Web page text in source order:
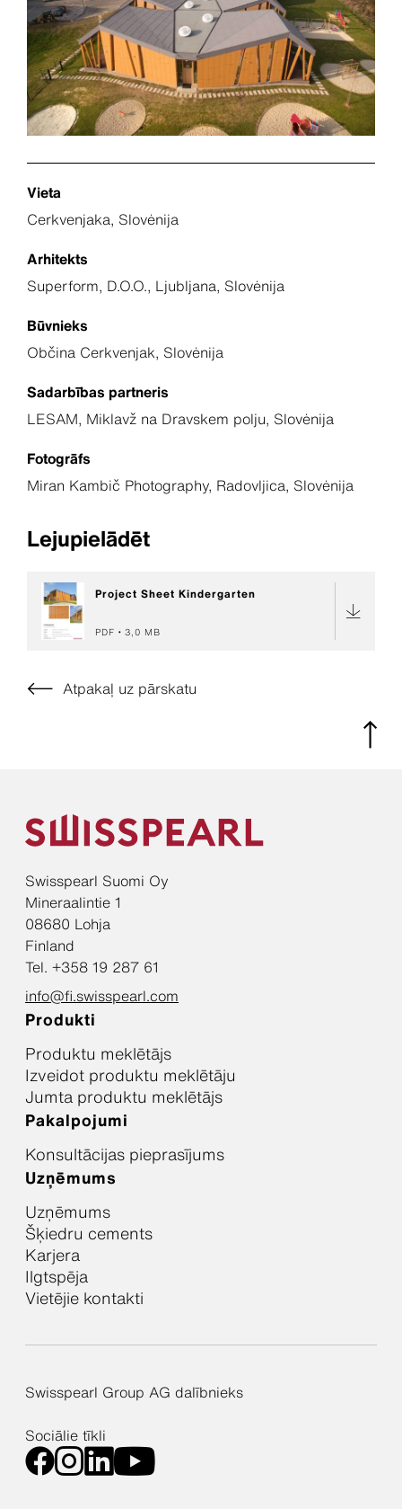
Vieta
Cerkvenjaka, Slovėnija
Arhitekts
Superform, D.O.O., Ljubljana, Slovėnija
Būvnieks
Občina Cerkvenjak, Slovėnija
Sadarbības partneris
LESAM, Miklavž na Dravskem polju, Slovėnija
Fotogrāfs
Miran Kambič Photography, Radovljica, Slovėnija
Lejupielādēt
Project Sheet Kindergarten
PDF 3,0 MB
Atpakaļ uz pārskatu
Swisspearl Suomi Oy
Mineraalintie 1
08680 Lohja
Finland
Tel. +358 19 287 61
info@fi.swisspearl.com
Produkti
Produktu meklētājs
Izveidot produktu meklētāju
Jumta produktu meklētājs
Pakalpojumi
Konsultācijas pieprasījums
Uzņēmums
Uzņēmums
Šķiedru cements
Karjera
Ilgtspēja
Vietējie kontakti
Swisspearl Group AG dalībnieks
Sociālie tīkli